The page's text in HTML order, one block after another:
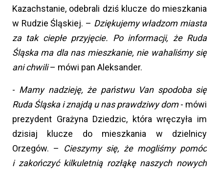
Kazachstanie, odebrali dziś klucze do mieszkania
w Rudzie Śląskiej. – Dziękujemy władzom miasta
za tak ciepłe przyjęcie. Po informacji, że Ruda
Śląska ma dla nas mieszkanie, nie wahaliśmy się
ani chwili– mówi pan Aleksander.
- Mamy nadzieję, że państwu Van spodoba się
Ruda Śląska i znajdą u nas prawdziwy dom- mówi
prezydent Grażyna Dziedzic, która wręczyła im
dzisiaj klucze do mieszkania w dzielnicy
Orzegów. – Cieszymy się, że mogliśmy pomóc
i zakończyć kilkuletnią rozłąkę naszych nowych